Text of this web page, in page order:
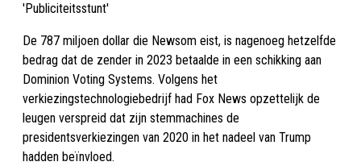
'Publiciteitsstunt'
De 787 miljoen dollar die Newsom eist, is nagenoeg hetzelfde
bedrag dat de zender in 2023 betaalde in een schikking aan
Dominion Voting Systems. Volgens het
verkiezingstechnologiebedrijf had Fox News opzettelijk de
leugen verspreid dat zijn stemmachines de
presidentsverkiezingen van 2020 in het nadeel van Trump
hadden beïnvloed.